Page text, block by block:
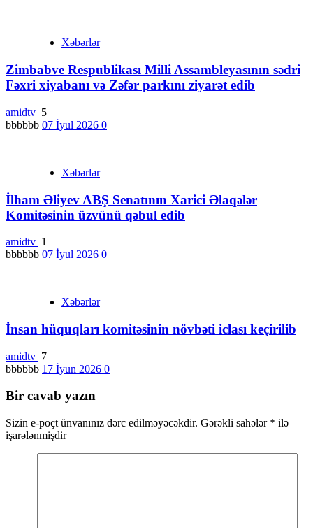
Xəbərlər
Zimbabve Respublikası Milli Assambleyasının sədri
Fəxri xiyabanı və Zəfər parkını ziyarət edib
amidtv 5
bbbbbb 07 İyul 2026 0
Xəbərlər
İlham Əliyev ABŞ Senatının Xarici Əlaqələr
Komitəsinin üzvünü qəbul edib
amidtv 1
bbbbbb 07 İyul 2026 0
Xəbərlər
İnsan hüquqları komitəsinin növbəti iclası keçirilib
amidtv 7
bbbbbb 17 İyun 2026 0
Bir cavab yazın
Sizin e-poçt ünvanınız dərc edilməyəcəkdir. Gərəkli sahələr * ilə
işarələnmişdir